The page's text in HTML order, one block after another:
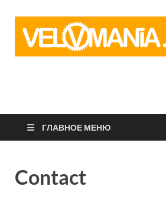
ГЛАВНОЕ МЕНЮ
Contact